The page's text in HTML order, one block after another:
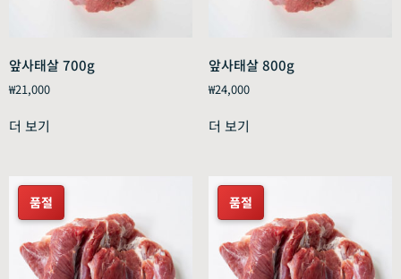
앞사태살 700g
₩21,000
더 보기
앞사태살 800g
₩24,000
더 보기